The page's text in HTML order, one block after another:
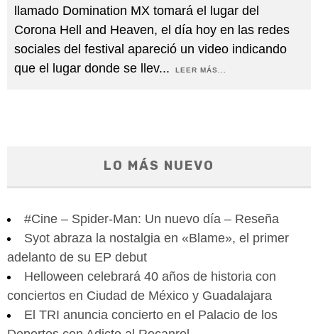
llamado Domination MX tomará el lugar del
Corona Hell and Heaven, el día hoy en las redes
sociales del festival apareció un video indicando
que el lugar donde se llev... LEER MÁS...
LO MÁS NUEVO
#Cine – Spider-Man: Un nuevo día – Reseña
Syot abraza la nostalgia en «Blame», el primer
adelanto de su EP debut
Helloween celebrará 40 años de historia con
conciertos en Ciudad de México y Guadalajara
El TRI anuncia concierto en el Palacio de los